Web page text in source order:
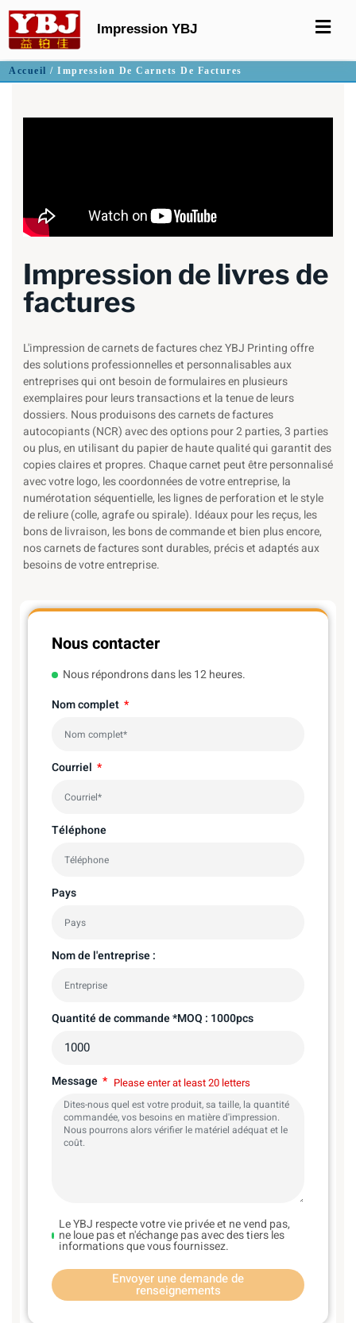
Impression YBJ
Accueil / Impression De Carnets De Factures
Impression de livres de
factures
L'impression de carnets de factures chez YBJ Printing offre
des solutions professionnelles et personnalisables aux
entreprises qui ont besoin de formulaires en plusieurs
exemplaires pour leurs transactions et la tenue de leurs
dossiers. Nous produisons des carnets de factures
autocopiants (NCR) avec des options pour 2 parties, 3 parties
ou plus, en utilisant du papier de haute qualité qui garantit des
copies claires et propres. Chaque carnet peut être personnalisé
avec votre logo, les coordonnées de votre entreprise, la
numérotation séquentielle, les lignes de perforation et le style
de reliure (colle, agrafe ou spirale). Idéaux pour les reçus, les
bons de livraison, les bons de commande et bien plus encore,
nos carnets de factures sont durables, précis et adaptés aux
besoins de votre entreprise.
Nous contacter
Nous répondrons dans les 12 heures.
Nom complet
Courriel
Téléphone
Pays
Nom de l'entreprise :
Quantité de commande *MOQ : 1000pcs
Message Please enter at least 20 letters
Le YBJ respecte votre vie privée et ne vend pas,
ne loue pas et n'échange pas avec des tiers les
informations que vous fournissez.
Envoyer une demande de
renseignements